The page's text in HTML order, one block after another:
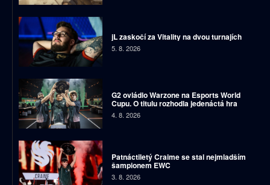
jL zaskočí za Vitality na dvou turnajích
5. 8. 2026
G2 ovládlo Warzone na Esports World
Cupu. O titulu rozhodla jedenáctá hra
4. 8. 2026
Patnáctiletý Craime se stal nejmladším
šampionem EWC
3. 8. 2026